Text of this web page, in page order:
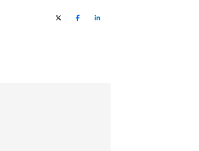
X (Twitter)FacebookO LinkedIn